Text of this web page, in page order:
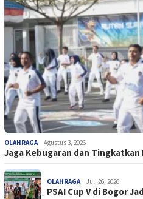
OLAHRAGA Agustus 3, 2026
Jaga Kebugaran dan
OLAHRAGA Juli 26, 2026
PSAI Cup V di Bogor